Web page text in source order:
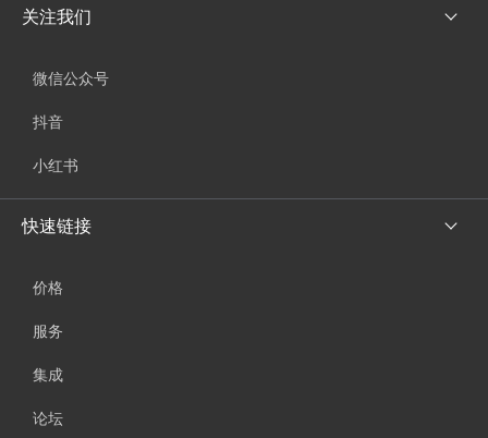
关注我们
微信公众号
抖音
小红书
快速链接
价格
服务
集成
论坛